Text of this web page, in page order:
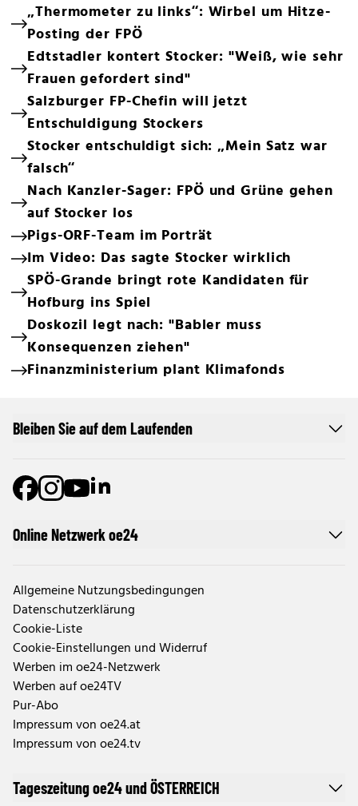
„Thermometer zu links“: Wirbel um Hitze-
Posting der FPÖ
Edtstadler kontert Stocker: "Weiß, wie sehr
Frauen gefordert sind"
Salzburger FP-Chefin will jetzt
Entschuldigung Stockers
Stocker entschuldigt sich: „Mein Satz war
falsch“
Nach Kanzler-Sager: FPÖ und Grüne gehen
auf Stocker los
Pigs-ORF-Team im Porträt
Im Video: Das sagte Stocker wirklich
SPÖ-Grande bringt rote Kandidaten für
Hofburg ins Spiel
Doskozil legt nach: "Babler muss
Konsequenzen ziehen"
Finanzministerium plant Klimafonds
Online Netzwerk oe24
Allgemeine Nutzungsbedingungen
Datenschutzerklärung
Cookie-Liste
Cookie-Einstellungen und Widerruf
Werben im oe24-Netzwerk
Werben auf oe24TV
Pur-Abo
Impressum von oe24.at
Impressum von oe24.tv
Tageszeitung oe24 und ÖSTERREICH
Bleiben Sie auf dem Laufenden